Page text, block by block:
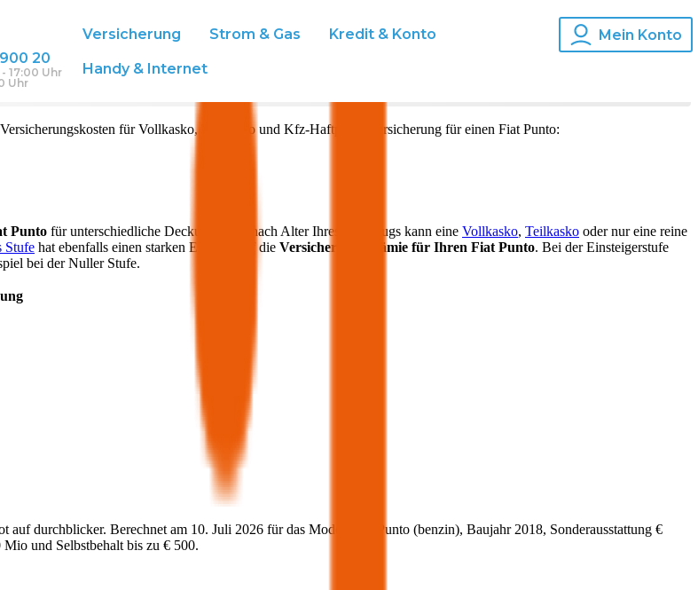
20
17:00 Uhr
Uhr
Versicherung Strom & Gas Kredit & Konto
Handy & Internet
Mein Konto
für Vollkasko, Teilkasko und Kfz-Haftpflichtversicherung für einen Fiat Punto:
Punto für unterschiedliche Deckungen. Je nach Alter Ihres Fahrzeugs kann eine Vollkasko, Teilkasko oder nur eine reine
Stufe hat ebenfalls einen starken Einfluss auf die Versicherungsprämie für Ihren Fiat Punto. Bei der Einsteigerstufe
bei der Nuller Stufe.
auf durchblicker. Berechnet am 10. Juli 2026 für das Modell Punto (benzin), Baujahr 2018, Sonderausstattung €
Mio und Selbstbehalt bis zu € 500.